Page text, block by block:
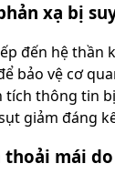
xạ bị
đến hệ thần
bảo vệ cơ
tích thông tin
giảm đáng
mái